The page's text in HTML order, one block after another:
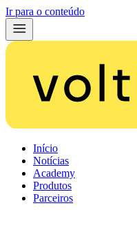
Ir para o conteúdo
Início
Notícias
Academy
Produtos
Parceiros